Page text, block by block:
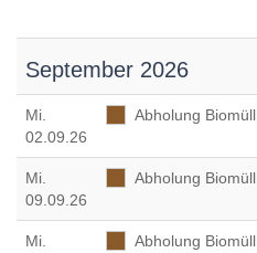
September 2026
Mi.
02.09.26
Abholung Biomüll
Mi.
09.09.26
Abholung Biomüll
Mi.
Abholung Biomüll